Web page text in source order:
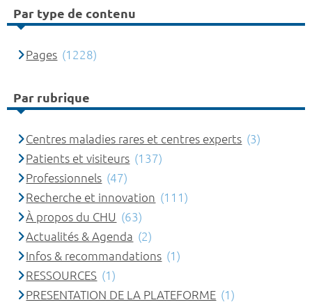
Par type de contenu
Pages (1228)
Par rubrique
Centres maladies rares et centres experts (3)
Patients et visiteurs (137)
Professionnels (47)
Recherche et innovation (111)
À propos du CHU (63)
Actualités & Agenda (2)
Infos & recommandations (1)
RESSOURCES (1)
PRESENTATION DE LA PLATEFORME (1)